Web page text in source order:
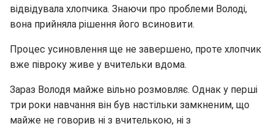
відвідувала хлопчика. Знаючи про проблеми Володі,
вона прийняла рішення його всиновити.
Процес усиновлення ще не завершено, проте хлопчик
вже півроку живе у вчительки вдома.
Зараз Володя майже вільно розмовляє. Однак у перші
три роки навчання він був настільки замкненим, що
майже не говорив ні з вчителькою, ні з